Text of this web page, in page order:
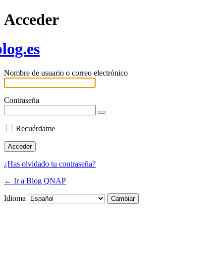
Acceder
Nombre de usuario o correo electrónico
Contraseña
Recuérdame
¿Has olvidado tu contraseña?
← Ir a Blog QNAP
Idioma